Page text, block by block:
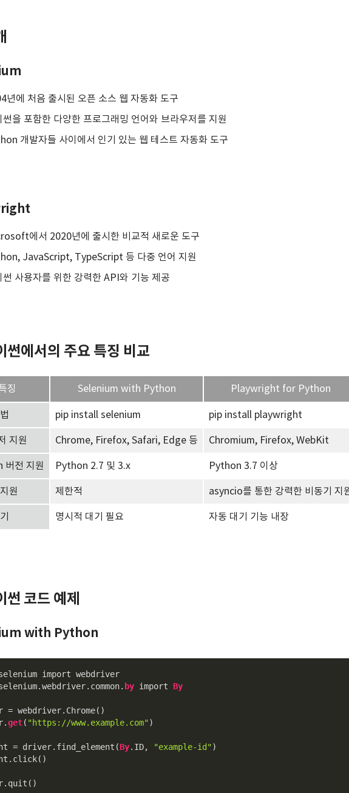
년에 처음 출시된 오픈 소스 웹 자동화 도구
썬을 포함한 다양한 프로그래밍 언어와 브라우저를 지원
개발자들 사이에서 인기 있는 웹 테스트 자동화 도구
에서 2020년에 출시한 비교적 새로운 도구
JavaScript, TypeScript 등 다중 언어 지원
썬 사용자를 위한 강력한 API와 기능 제공
썬에서의 주요 특징 비교
징 Selenium with Python Playwright for Python
pip install selenium pip install playwright
지원 Chrome, Firefox, Safari, Edge 등 Chromium, Firefox, WebKit
버전 지원 Python 2.7 및 3.x Python 3.7 이상
원 제한적 asyncio를 통한 강력한 비동기 지
명시적 대기 필요 자동 대기 기능 내장
썬 코드 예제
with Python
by import By
= webdriver.Chrome()
get( "https://www.example.com")
= driver.find_element(By.ID, "example-id")